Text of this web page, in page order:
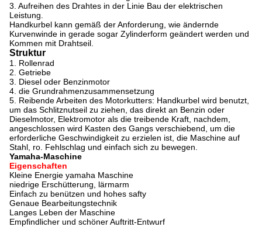
3. Aufreihen des Drahtes in der Linie Bau der elektrischen
Leistung.
Handkurbel kann gemäß der Anforderung, wie ändernde
Kurvenwinde in gerade sogar Zylinderform geändert werden und
Kommen mit Drahtseil.
Struktur
1. Rollenrad
2. Getriebe
3. Diesel oder Benzinmotor
4. die Grundrahmenzusammensetzung
5. Reibende Arbeiten des Motorkutters: Handkurbel wird benutzt,
um das Schlitznutseil zu ziehen, das direkt an Benzin oder
Dieselmotor, Elektromotor als die treibende Kraft, nachdem,
angeschlossen wird Kasten des Gangs verschiebend, um die
erforderliche Geschwindigkeit zu erzielen ist, die Maschine auf
Stahl, ro. Fehlschlag und einfach sich zu bewegen.
Yamaha-Maschine
Eigenschaften
Kleine Energie yamaha Maschine
niedrige Erschütterung, lärmarm
Einfach zu benützen und hohes safty
Genaue Bearbeitungstechnik
Langes Leben der Maschine
Empfindlicher und schöner Auftritt-Entwurf